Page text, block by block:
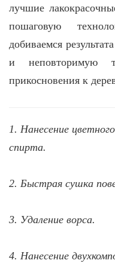
лучшие
пошаговую
добиваемся
и неповторимую
прикосновения к
1. Нанесение
спирта.
2. Быстрая сушка
3. Удаление ворса.
4. Нанесение